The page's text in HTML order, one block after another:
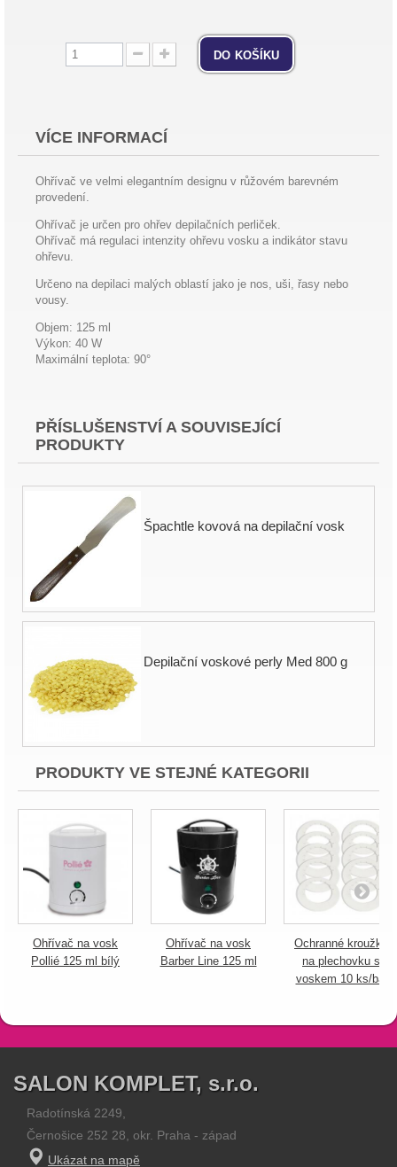
do košíku
VÍCE INFORMACÍ
Ohřívač ve velmi elegantním designu v růžovém barevném
provedení.
Ohřívač je určen pro ohřev depilačních perliček.
Ohřívač má regulaci intenzity ohřevu vosku a indikátor stavu
ohřevu.
Určeno na depilaci malých oblastí jako je nos, uši, řasy nebo
vousy.
Objem: 125 ml
Výkon: 40 W
Maximální teplota: 90°
PŘÍSLUŠENSTVÍ A SOUVISEJÍCÍ
PRODUKTY
Špachtle kovová na depilační vosk
Depilační voskové perly Med 800 g
PRODUKTY VE STEJNÉ KATEGORII
Ohřívač na vosk
Pollié 125 ml bílý
Ohřívač na vosk
Barber Line 125 ml
Ochranné kroužky
na plechovku s
voskem 10 ks/bal
SALON KOMPLET, s.r.o.
Radotínská 2249,
Černošice 252 28, okr. Praha - západ
Ukázat na mapě